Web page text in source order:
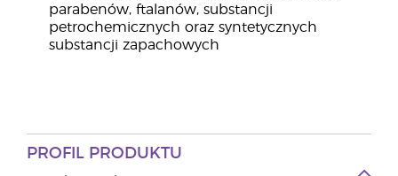
parabenów, ftalanów, substancji
petrochemicznych oraz syntetycznych
substancji zapachowych
PROFIL PRODUKTU